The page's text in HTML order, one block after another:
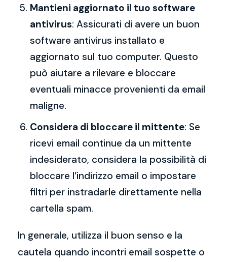
Mantieni aggiornato il tuo software
antivirus: Assicurati di avere un buon
software antivirus installato e
aggiornato sul tuo computer. Questo
può aiutare a rilevare e bloccare
eventuali minacce provenienti da email
maligne.
Considera di bloccare il mittente: Se
ricevi email continue da un mittente
indesiderato, considera la possibilità di
bloccare l’indirizzo email o impostare
filtri per instradarle direttamente nella
cartella spam.
In generale, utilizza il buon senso e la
cautela quando incontri email sospette o